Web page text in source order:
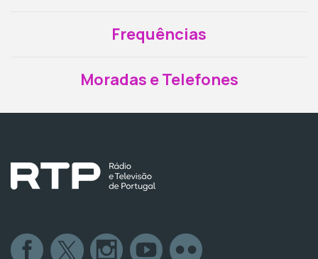
Frequências
Moradas e Telefones